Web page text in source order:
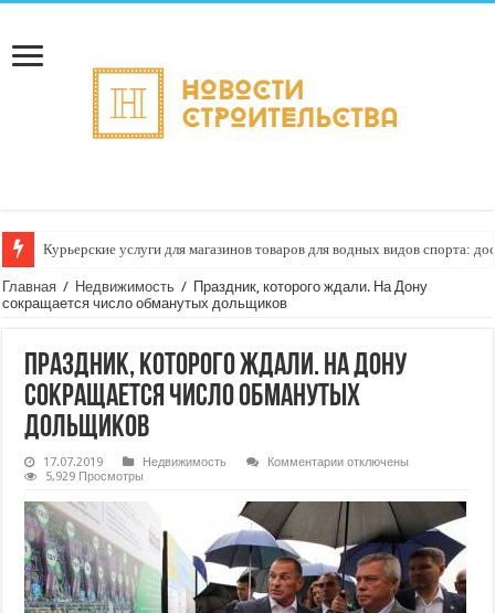
Курьерские услуги для магазинов товаров для водных видов спорта:
Как настроить автоматическое формирование рейтинга курьеров по
Главная / Недвижимость / Праздник, которого ждали. На Дону
сокращается число обманутых дольщиков
Праздник, которого ждали. На Дону
сокращается число обманутых
дольщиков
17.07.2019 Недвижимость Комментариик
которого
ждали.
На
Дону
сокращается
число
обманутых
дольщиков
отключены
5,929 Просмотры